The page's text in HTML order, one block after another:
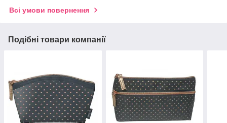
Всі умови повернення
Подібні товари компанії